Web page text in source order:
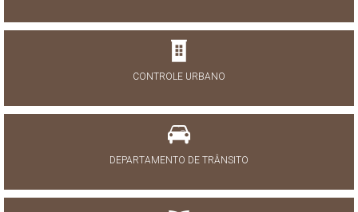
CONTROLE URBANO
DEPARTAMENTO DE TRÂNSITO